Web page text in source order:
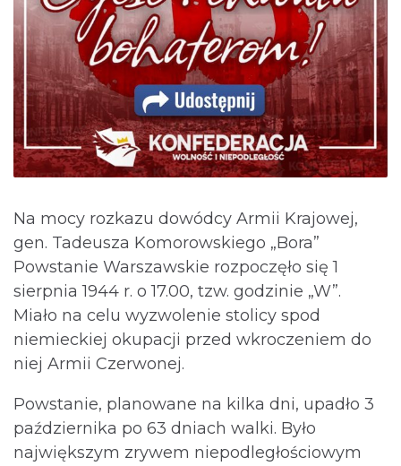
Na mocy rozkazu dowódcy Armii Krajowej,
gen. Tadeusza Komorowskiego „Bora”
Powstanie Warszawskie rozpoczęło się 1
sierpnia 1944 r. o 17.00, tzw. godzinie „W”.
Miało na celu wyzwolenie stolicy spod
niemieckiej okupacji przed wkroczeniem do
niej Armii Czerwonej.
Powstanie, planowane na kilka dni, upadło 3
października po 63 dniach walki. Było
największym zrywem niepodległościowym